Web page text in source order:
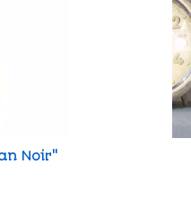
Noir"